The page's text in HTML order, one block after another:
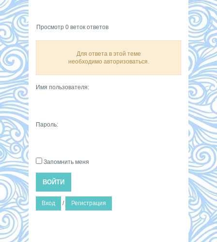
Просмотр 0 веток ответов
Для ответа в этой теме
необходимо авторизоваться.
Имя пользователя:
Пароль:
Запомнить меня
ВОЙТИ
Вход / Регистрация